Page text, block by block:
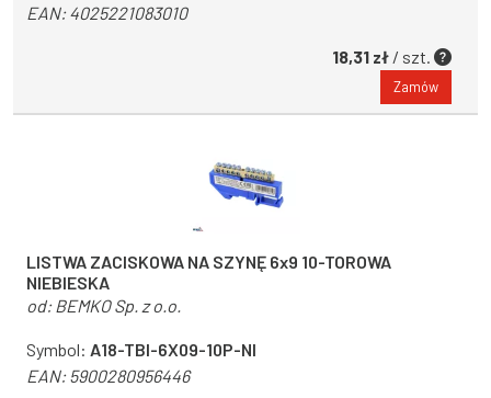
EAN:4025221083010
18,31 zł / szt.
Zamów
LISTWA ZACISKOWA NA SZYNĘ 6x9 10-TOROWA
NIEBIESKA
od: BEMKO Sp. z o.o.
Symbol: A18-TBI-6X09-10P-NI
EAN:5900280956446